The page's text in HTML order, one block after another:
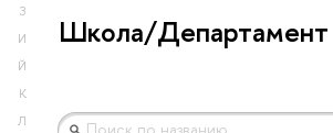
З
И
Й
К
Л
Школа/Департамент